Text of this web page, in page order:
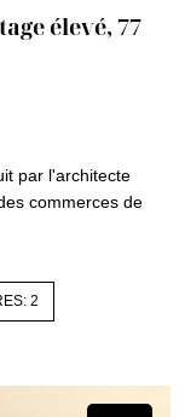
élevé, 77
par l'architecte
commerces de
2